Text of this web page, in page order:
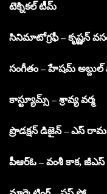
టెక్నికల్ టీమ్
సినిమాటోగ్రఫీ – కృష్ణన్
సంగీతం – హేషమ్
కాస్ట్యూమ్స్ – శ్రావ్య వర్మ
ప్రొడక్షన్ డిజైన్ – ఎస్
పీఆర్ఓ – వంశీ కాక,